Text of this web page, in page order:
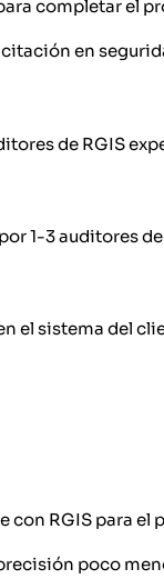
completar el
en
de RGIS
1-3 auditores
el sistema del
con RGIS para
poco